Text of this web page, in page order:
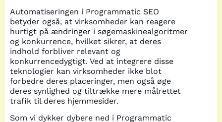
Automatiseringen i Programmatic SEO
betyder også, at virksomheder kan reagere
hurtigt på ændringer i søgemaskinealgoritmer
og konkurrence, hvilket sikrer, at deres
indhold forbliver relevant og
konkurrencedygtigt. Ved at integrere disse
teknologier kan virksomheder ikke blot
forbedre deres placeringer, men også øge
deres synlighed og tiltrække mere målrettet
trafik til deres hjemmesider.
Som vi dykker dybere ned i Programmatic